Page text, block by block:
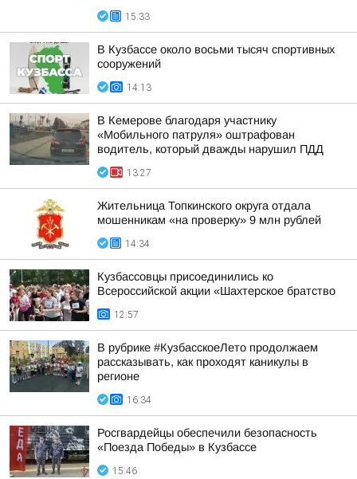
15:33
В Кузбассе около восьми тысяч спортивных
сооружений
14:13
В Кемерове благодаря участнику
«Мобильного патруля» оштрафован
водитель, который дважды нарушил ПДД
13:27
Жительница Топкинского округа отдала
мошенникам «на проверку» 9 млн рублей
14:34
Кузбассовцы присоединились ко
Всероссийской акции «Шахтерское братство
12:57
В рубрике #КузбасскоеЛето продолжаем
рассказывать, как проходят каникулы в
регионе
16:34
Росгвардейцы обеспечили безопасность
«Поезда Победы» в Кузбассе
15:46